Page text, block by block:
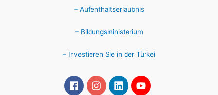
– Aufenthaltserlaubnis
– Bildungsministerium
– Investieren Sie in der Türkei